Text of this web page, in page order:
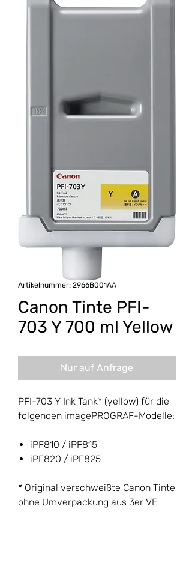
Artikelnummer: 2966B001AA
Canon Tinte PFI-
703 Y 700 ml Yellow
Nur auf Anfrage
PFI-703 Y Ink Tank* (yellow) für die
folgenden imagePROGRAF-Modelle:
iPF810 / iPF815
iPF820 / iPF825
* Original verschweißte Canon Tinte
ohne Umverpackung aus 3er VE